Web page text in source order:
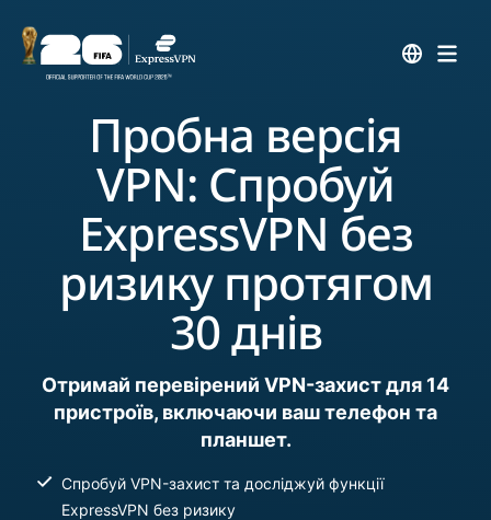
Пробна версія
VPN: Спробуй
ExpressVPN без
ризику протягом
30 днів
Отримай перевірений VPN-захист для 14
пристроїв, включаючи ваш телефон та
планшет.
Спробуй VPN-захист та досліджуй функції
ExpressVPN без ризику